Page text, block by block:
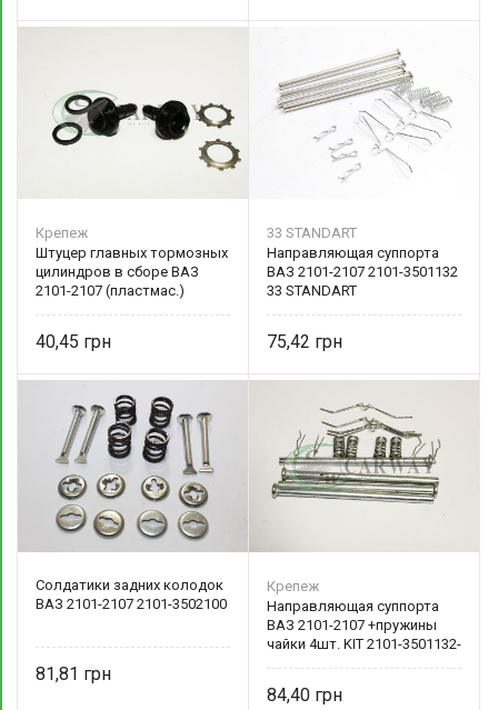
Крепеж
Штуцер главных тормозных
цилиндров в сборе ВАЗ
2101-2107 (пластмас.)
40,45
33 STANDART
Направляющая суппорта
ВАЗ 2101-2107 2101-3501132
33 STANDART
75,42
Солдатики задних колодок
ВАЗ 2101-2107 2101-3502100
81,81
Крепеж
Направляющая суппорта
ВАЗ 2101-2107 +пружины
чайки 4шт. KIT 2101-3501132-
84,40